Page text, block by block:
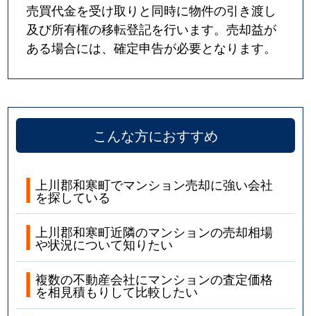
売買代金を受け取りと同時に物件の引き渡し
及び所有権の移転登記を行います。売却益が
ある場合には、確定申告が必要となります。
こんな方におすすめ
上川郡和寒町でマンション売却に強い会社
を探している
上川郡和寒町近隣のマンションの売却相場
や状況について知りたい
複数の不動産会社にマンションの査定価格
を相見積もりして比較したい